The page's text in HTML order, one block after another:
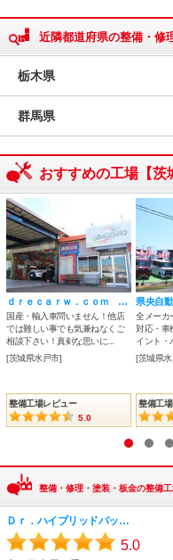
近隣都道府県の整備・修
栃木県
群馬県
おすすめの工場【茨
ｄｒｅｃａｒｗ．ｃｏｍ （株）マスターピース 輸入車 ポルシェ専門店
国産・輸入車問いません！他店
では難しい事でも気兼ねなくご
相談下さい！真剣な思いに...
[茨城県水戸市]
整備工場レビュー
5.0
県央自
全メーカ
対応・車
イント・
[茨城県
整備工
整備・修理・塗装・板金の整備工
Ｄｒ．ハイブリッドバッ…
5.0